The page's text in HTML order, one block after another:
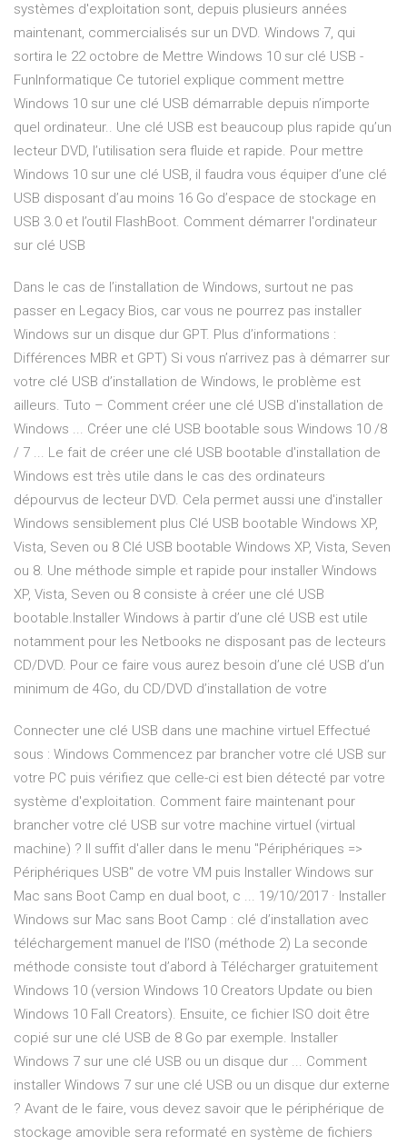
systèmes d'exploitation sont, depuis plusieurs années
maintenant, commercialisés sur un DVD. Windows 7, qui
sortira le 22 octobre de Mettre Windows 10 sur clé USB -
FunInformatique Ce tutoriel explique comment mettre
Windows 10 sur une clé USB démarrable depuis n’importe
quel ordinateur.. Une clé USB est beaucoup plus rapide qu’un
lecteur DVD, l’utilisation sera fluide et rapide. Pour mettre
Windows 10 sur une clé USB, il faudra vous équiper d’une clé
USB disposant d’au moins 16 Go d’espace de stockage en
USB 3.0 et l’outil FlashBoot. Comment démarrer l'ordinateur
sur clé USB
Dans le cas de l’installation de Windows, surtout ne pas
passer en Legacy Bios, car vous ne pourrez pas installer
Windows sur un disque dur GPT. Plus d’informations :
Différences MBR et GPT) Si vous n’arrivez pas à démarrer sur
votre clé USB d’installation de Windows, le problème est
ailleurs. Tuto – Comment créer une clé USB d'installation de
Windows ... Créer une clé USB bootable sous Windows 10 /8
/ 7 ... Le fait de créer une clé USB bootable d'installation de
Windows est très utile dans le cas des ordinateurs
dépourvus de lecteur DVD. Cela permet aussi une d'installer
Windows sensiblement plus Clé USB bootable Windows XP,
Vista, Seven ou 8 Clé USB bootable Windows XP, Vista, Seven
ou 8. Une méthode simple et rapide pour installer Windows
XP, Vista, Seven ou 8 consiste à créer une clé USB
bootable.Installer Windows à partir d’une clé USB est utile
notamment pour les Netbooks ne disposant pas de lecteurs
CD/DVD. Pour ce faire vous aurez besoin d’une clé USB d’un
minimum de 4Go, du CD/DVD d’installation de votre
Connecter une clé USB dans une machine virtuel Effectué
sous : Windows Commencez par brancher votre clé USB sur
votre PC puis vérifiez que celle-ci est bien détecté par votre
système d'exploitation. Comment faire maintenant pour
brancher votre clé USB sur votre machine virtuel (virtual
machine) ? Il suffit d'aller dans le menu "Périphériques =>
Périphériques USB" de votre VM puis Installer Windows sur
Mac sans Boot Camp en dual boot, c ... 19/10/2017 · Installer
Windows sur Mac sans Boot Camp : clé d’installation avec
téléchargement manuel de l’ISO (méthode 2) La seconde
méthode consiste tout d’abord à Télécharger gratuitement
Windows 10 (version Windows 10 Creators Update ou bien
Windows 10 Fall Creators). Ensuite, ce fichier ISO doit être
copié sur une clé USB de 8 Go par exemple. Installer
Windows 7 sur une clé USB ou un disque dur ... Comment
installer Windows 7 sur une clé USB ou un disque dur externe
? Avant de le faire, vous devez savoir que le périphérique de
stockage amovible sera reformaté en système de fichiers